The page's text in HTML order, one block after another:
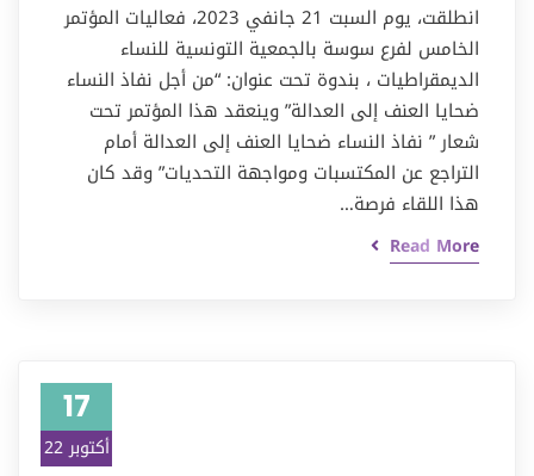
انطلقت، يوم السبت 21 جانفي 2023، فعاليات المؤتمر
الخامس لفرع سوسة بالجمعية التونسية للنساء
الديمقراطيات ، بندوة تحت عنوان: “من أجل نفاذ النساء
ضحايا العنف إلى العدالة” وينعقد هذا المؤتمر تحت
شعار ” نفاذ النساء ضحايا العنف إلى العدالة أمام
التراجع عن المكتسبات ومواجهة التحديات” وقد كان
هذا اللقاء فرصة…
Read More
17
أكتوبر 22